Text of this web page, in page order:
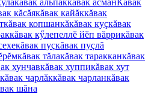
кăсăякăвак кайăккăвак
кăвак копшанкăкăвак куçкăвак
кăвак кӳлепеллĕ йĕп вăррикăвак
кăвак пуçкăвак пуçлă
кăвак тăлакăвак таракканкăвак
хунчавкăвак хуппикăвак хут
кăвак чарлăккăвак чарланкăвак
шăна